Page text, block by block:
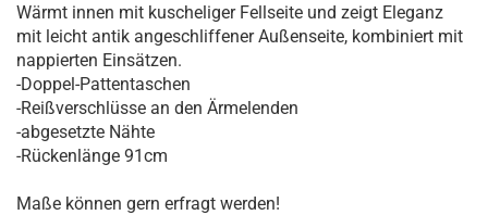
Wärmt innen mit kuscheliger Fellseite und zeigt Eleganz
mit leicht antik angeschliffener Außenseite, kombiniert mit
nappierten Einsätzen.
-Doppel-Pattentaschen
-Reißverschlüsse an den Ärmelenden
-abgesetzte Nähte
-Rückenlänge 91cm
Maße können gern erfragt werden!